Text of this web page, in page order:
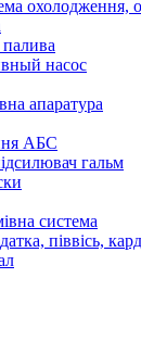
охолодження,
насос
апаратура
АБС
гальм
система
піввісь,